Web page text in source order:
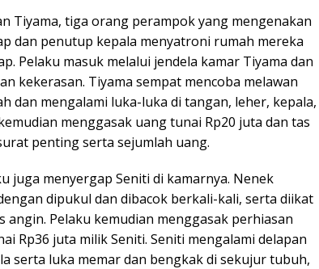
Tiyama, tiga orang perampok yang mengenakan
dan penutup kepala menyatroni rumah mereka
Pelaku masuk melalui jendela kamar Tiyama dan
kekerasan. Tiyama sempat mencoba melawan
dan mengalami luka-luka di tangan, leher, kepala,
menggasak uang tunai Rp20 juta dan tas
penting serta sejumlah uang.
juga menyergap Seniti di kamarnya. Nenek
dipukul dan dibacok berkali-kali, serta diikat
angin. Pelaku kemudian menggasak perhiasan
Rp36 juta milik Seniti. Seniti mengalami delapan
serta luka memar dan bengkak di sekujur tubuh,